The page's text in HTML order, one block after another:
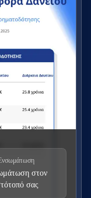
στον
σας